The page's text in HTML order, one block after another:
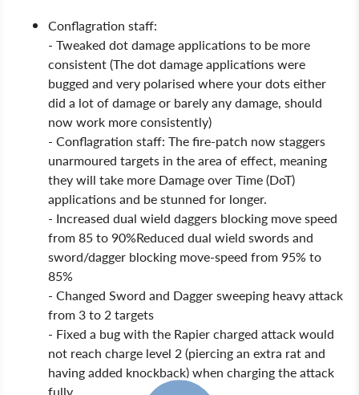
Conflagration staff:
- Tweaked dot damage applications to be more
consistent (The dot damage applications were
bugged and very polarised where your dots either
did a lot of damage or barely any damage, should
now work more consistently)
- Conflagration staff: The fire-patch now staggers
unarmoured targets in the area of effect, meaning
they will take more Damage over Time (DoT)
applications and be stunned for longer.
- Increased dual wield daggers blocking move speed
from 85 to 90%Reduced dual wield swords and
sword/dagger blocking move-speed from 95% to
85%
- Changed Sword and Dagger sweeping heavy attack
from 3 to 2 targets
- Fixed a bug with the Rapier charged attack would
not reach charge level 2 (piercing an extra rat and
having added knockback) when charging the attack